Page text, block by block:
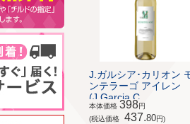
J.ガルシア･カリオン
ンテラーゴ アイレン
(J.Garcia C...
本体価格 398円
(税込価格
437.80円)